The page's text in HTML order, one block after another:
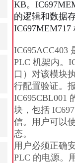
KB。
的逻辑和数据
IC695ACC403
PLC 机架内。
口）对该模块
行配置验证。
IC695CBL001
块，包括
信。用户可以
态。
用户必须正确
PLC 的电源。